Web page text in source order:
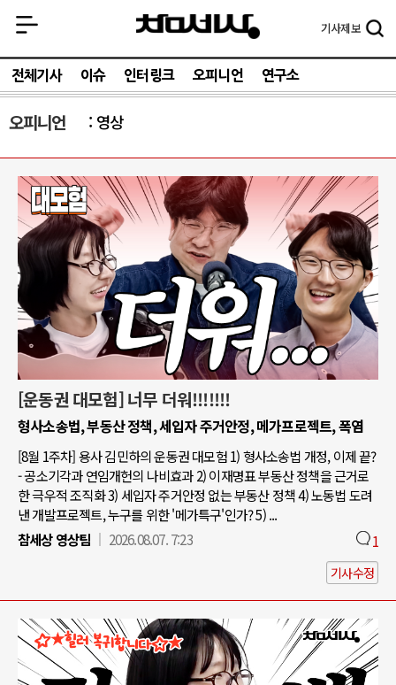
기사제보
전체기사 이슈 인터링크 오피니언 연구소
오피니언 영상
[운동권 대모험] 너무 더워!!!!!!!
형사소송법, 부동산 정책, 세입자 주거안정, 메가프로젝트, 폭염
[8월 1주차] 용사 김민하의 운동권 대모험 1) 형사소송법 개정, 이제 끝?
- 공소기각과 연임개헌의 나비효과 2) 이재명표 부동산 정책을 근거로
한 극우적 조직화 3) 세입자 주거안정 없는 부동산 정책 4) 노동법 도려
낸 개발프로젝트, 누구를 위한 '메가특구'인가? 5) ...
참세상 영상팀
2026.08.07. 7:23 1
기사수정